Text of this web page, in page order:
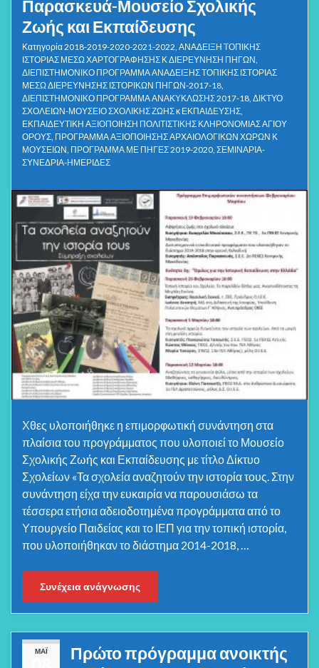
Παρασκευά-Μουσείο Σχολικής
Ζωής και Εκπαίδευσης
Κατηγορία2018-2019-2020-2021-2022 ΑΝΑΔΕΙΞΗ ΤΟΠΙΚΗΣ
ΙΣΤΟΡΙΑΣ ΜΕΣΩ ΧΑΡΤΟΓΡΑΦΗΣΗΣ Κ ΔΙΕΡΕΥΝΗΣΗ ΠΗΓΩΝ
ΔΙΕΠΙΣΤΗΜΟΝΙΚΟ ΠΡΟΓΡΑΜΜΑ ΑΝΑΔΕΙΞΗΣ ΤΟΠΙΚΗΣ ΙΣΤΟΡΙΑΣ
ΜΕΣΩ ΔΙΕΡΕΥΝΗΣΗΣ ΙΣΤΟΡΙΚΩΝ ΠΗΓΩΝ-2017-18
ΔΙΕΠΙΣΤΗΜΟΝΙΚΟ ΠΡΟΓΡΑΜΜΑ ΑΝΑΚΥΚΛΩΣΗΣ 2017-18 ΔΙΚΤΥΟ
ΣΧΟΛΕΙΩΝ-ΜΟΥΣΕΙΟ ΣΧΟΛΙΚΗΣ ΖΩΗΣ κ ΕΚΠΑΙΔΕΥΣΗΣ
ΕΚΠΑΙΔΕΥΤΙΚΗ ΑΞΙΟΠΟΙΗΣΗ ΠΟΛΙΤΙΣΤΙΚΗΣ ΚΛΗΡΟΝΟΜΙΑΣ ΑΓΙΟΥ
ΟΡΟΥΣ ΠΡΟΓΡΑΜΜΑ ΑΞΙΟΠΟΙΗΣΗΣ ΑΡΧΑΙΟΛΟΓΙΚΩΝ ΧΩΡΩΝ Κ
ΜΟΥΣΕΙΩΝ ΠΡΟΓΡΑΜΜΑ ΜΕ ΠΗΓΕΣ 2019-2020 ΣΕΜΙΝΑΡΙΑ-
ΣΥΝΕΔΡΙΑ-ΗΜΕΡΙΔΕΣ
Χθες υλοποιήθηκε η επιμορφωτική συνάντηση στα
πλαίσια του προγράμματος που υλοποιεί το Μουσείο
Σχολικής Ζωής και Εκπαίδευσης με τίτλο Δίκτυο
Σχολείων «Τα σχολεία αναζητούν την ιστορία τους. Στην
συνάντηση είχα την ευκαιρία να παρουσιάσω τα
τέσσερα ετήσια αδειοδοτημένα προγράμματα από το
Υπουργείο Παιδείας και το ΙΕΠ για την τοπική ιστορία,
που υλοποιήθηκαν το διάστημα 2014-2018, …
Συνέχεια ανάγνωσης
ΜΆΙ
Πρώτο πρόγραμμα ανοικτής